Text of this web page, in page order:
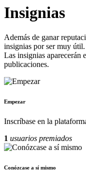
Insignias
Además de ganar
insignias por ser muy útil.
Las insignias aparecerán
publicaciones.
Empezar
Inscríbase en la
1 usuarios premiados
Conózcase a sí mismo